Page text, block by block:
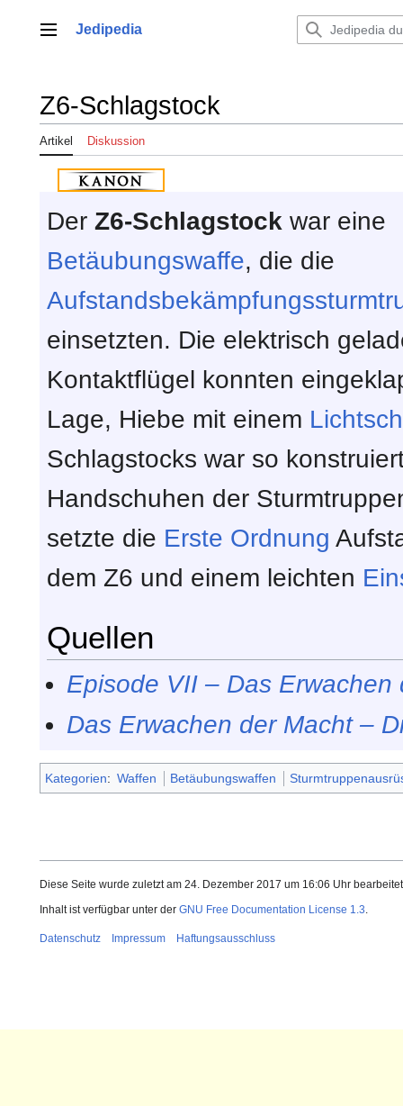
springenHauptmenü
Jedipedia
Z6-Schlagstock
Artikel Diskussion
Der Z6-Schlagstock war eine
Betäubungswaffe, die die
einsetzten. Die elektrisch
Kontaktflügel konnten
Lage, Hiebe mit einem
Schlagstocks war so
Handschuhen der
setzte die Erste Ordnung
dem Z6 und einem leichten
Quellen
Episode VII – Das Erwachen
Das Erwachen der Macht –
Kategorien: Waffen Betäubungswaffen
Diese Seite wurde zuletzt am 24. Dezember 2017 um 16:06 Uhr
Inhalt ist verfügbar unter der GNU Free Documentation License 1.3
Datenschutz Impressum Haftungsausschluss